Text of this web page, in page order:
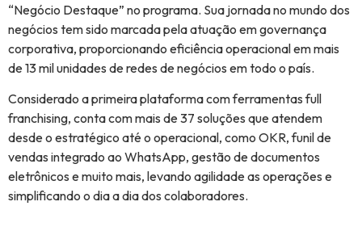
“Negócio Destaque” no programa. Sua jornada no mundo dos
negócios tem sido marcada pela atuação em governança
corporativa, proporcionando eficiência operacional em mais
de 13 mil unidades de redes de negócios em todo o país.
Considerado a primeira plataforma com ferramentas full
franchising, conta com mais de 37 soluções que atendem
desde o estratégico até o operacional, como OKR, funil de
vendas integrado ao WhatsApp, gestão de documentos
eletrônicos e muito mais, levando agilidade as operações e
simplificando o dia a dia dos colaboradores.